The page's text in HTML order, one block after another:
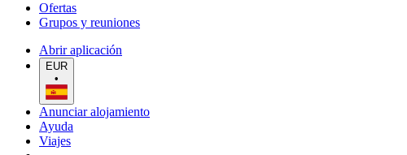
Ofertas
Grupos y reuniones
Abrir aplicación
EUR
•
Anunciar alojamiento
Ayuda
Viajes